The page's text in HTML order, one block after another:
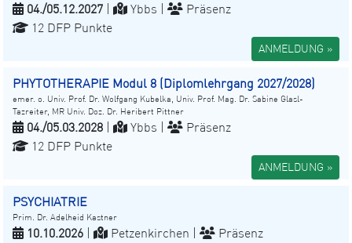
04./05.12.2027 Ybbs |
Präsenz
12 DFP Punkte
ANMELDUNG »
PHYTOTHERAPIE Modul 8 (Diplomlehrgang 2027/2028)
emer. o. Univ. Prof. Dr. Wolfgang Kubelka, Univ. Prof. Mag. Dr. Sabine Glasl-
Tazreiter, MR Univ. Doz. Dr. Heribert Pittner
04./05.03.2028 Ybbs |
Präsenz
12 DFP Punkte
ANMELDUNG »
PSYCHIATRIE
Prim. Dr. Adelheid Kastner
10.10.2026 Petzenkirchen |
Präsenz